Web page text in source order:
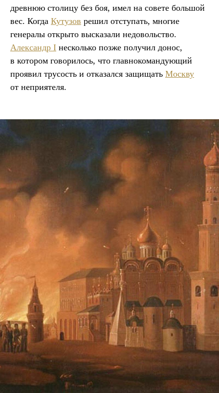
древнюю столицу без боя, имел на совете большой
вес. Когда Кутузов решил отступать, многие
генералы открыто высказали недовольство.
Александр I несколько позже получил донос,
в котором говорилось, что главнокомандующий
проявил трусость и отказался защищать Москву
от неприятеля.